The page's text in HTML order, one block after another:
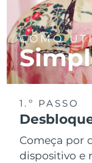
COMO
1.º PASSO
Começa por
dispositivo e